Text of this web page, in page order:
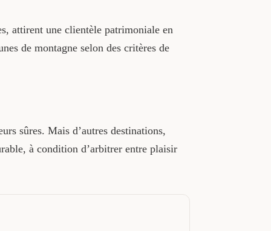
attirent une clientèle patrimoniale en
de montagne selon des critères de
sûres. Mais d’autres destinations,
à condition d’arbitrer entre plaisir